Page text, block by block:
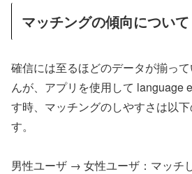
マッチングの傾向について
確信には至るほどのデータが揃っ
んが、アプリを使用して language
す時、マッチングのしやすさは以
す。
男性ユーザ → 女性ユーザ：マッチ